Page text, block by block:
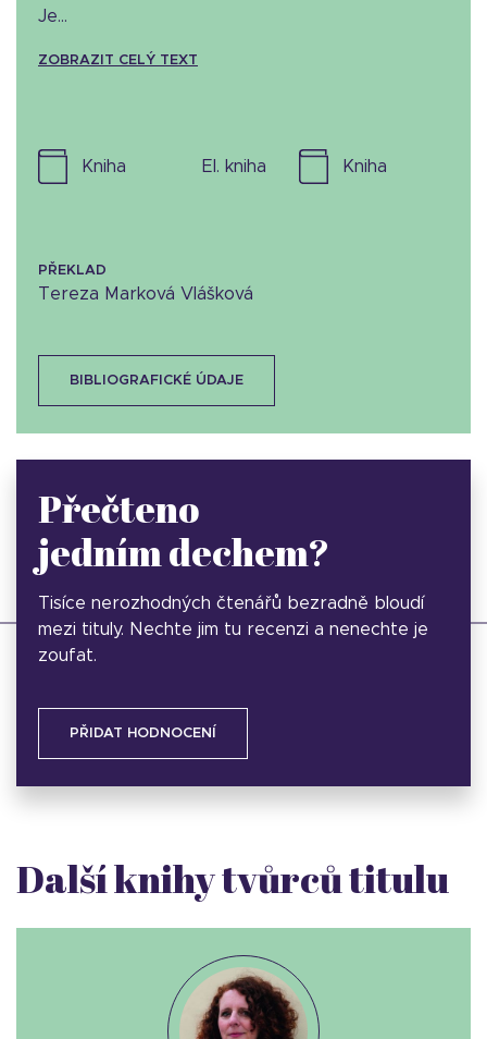
Je...
ZOBRAZIT CELÝ TEXT
kniha el. kniha kniha
PŘEKLAD
Tereza Marková Vlášková
BIBLIOGRAFICKÉ ÚDAJE
Přečteno
jedním dechem?
Tisíce nerozhodných čtenářů bezradně bloudí
mezi tituly. Nechte jim tu recenzi a nenechte je
zoufat.
PŘIDAT HODNOCENÍ
Další knihy tvůrců titulu